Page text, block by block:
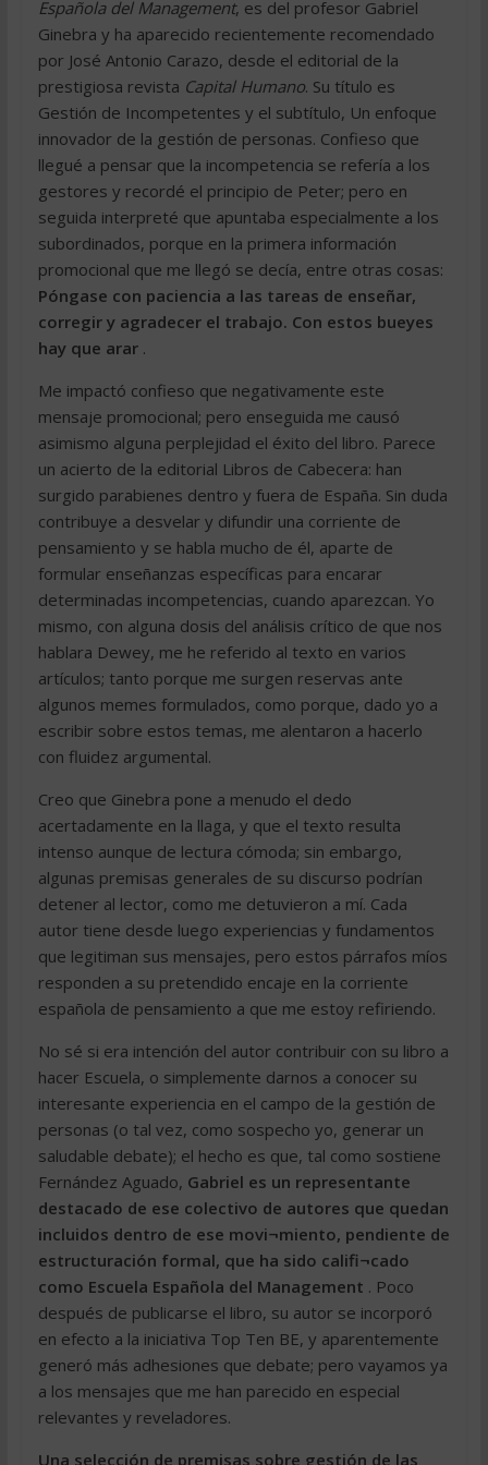
Española del Management, es del profesor Gabriel
Ginebra y ha aparecido recientemente recomendado
por José Antonio Carazo, desde el editorial de la
prestigiosa revista Capital Humano. Su título es
Gestión de Incompetentes y el subtítulo, Un enfoque
innovador de la gestión de personas. Confieso que
llegué a pensar que la incompetencia se refería a los
gestores y recordé el principio de Peter; pero en
seguida interpreté que apuntaba especialmente a los
subordinados, porque en la primera información
promocional que me llegó se decía, entre otras cosas:
Póngase con paciencia a las tareas de enseñar,
corregir y agradecer el trabajo. Con estos bueyes
hay que arar .
Me impactó confieso que negativamente este
mensaje promocional; pero enseguida me causó
asimismo alguna perplejidad el éxito del libro. Parece
un acierto de la editorial Libros de Cabecera: han
surgido parabienes dentro y fuera de España. Sin duda
contribuye a desvelar y difundir una corriente de
pensamiento y se habla mucho de él, aparte de
formular enseñanzas específicas para encarar
determinadas incompetencias, cuando aparezcan. Yo
mismo, con alguna dosis del análisis crítico de que nos
hablara Dewey, me he referido al texto en varios
artículos; tanto porque me surgen reservas ante
algunos memes formulados, como porque, dado yo a
escribir sobre estos temas, me alentaron a hacerlo
con fluidez argumental.
Creo que Ginebra pone a menudo el dedo
acertadamente en la llaga, y que el texto resulta
intenso aunque de lectura cómoda; sin embargo,
algunas premisas generales de su discurso podrían
detener al lector, como me detuvieron a mí. Cada
autor tiene desde luego experiencias y fundamentos
que legitiman sus mensajes, pero estos párrafos míos
responden a su pretendido encaje en la corriente
española de pensamiento a que me estoy refiriendo.
No sé si era intención del autor contribuir con su libro a
hacer Escuela, o simplemente darnos a conocer su
interesante experiencia en el campo de la gestión de
personas (o tal vez, como sospecho yo, generar un
saludable debate); el hecho es que, tal como sostiene
Fernández Aguado, Gabriel es un representante
destacado de ese colectivo de autores que quedan
incluidos dentro de ese movi¬miento, pendiente de
estructuración formal, que ha sido califi¬cado
como Escuela Española del Management . Poco
después de publicarse el libro, su autor se incorporó
en efecto a la iniciativa Top Ten BE, y aparentemente
generó más adhesiones que debate; pero vayamos ya
a los mensajes que me han parecido en especial
relevantes y reveladores.
Una selección de premisas sobre gestión de las